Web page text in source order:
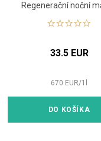
Regenerační noční
33.5 EUR
670 EUR/1
DO KOŠÍKA